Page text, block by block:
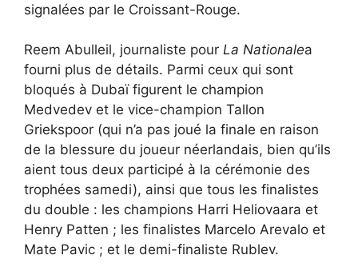
signalées par le Croissant-Rouge.
Reem Abulleil, journaliste pour La Nationalea
fourni plus de détails. Parmi ceux qui sont
bloqués à Dubaï figurent le champion
Medvedev et le vice-champion Tallon
Griekspoor (qui n’a pas joué la finale en raison
de la blessure du joueur néerlandais, bien qu’ils
aient tous deux participé à la cérémonie des
trophées samedi), ainsi que tous les finalistes
du double : les champions Harri Heliovaara et
Henry Patten ; les finalistes Marcelo Arevalo et
Mate Pavic ; et le demi-finaliste Rublev.